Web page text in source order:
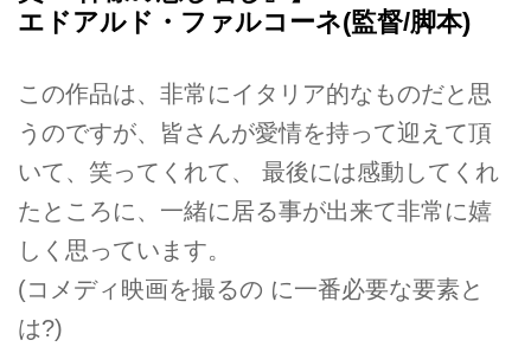
エドアルド・ファルコーネ(監督/脚本)
この作品は、非常にイタリア的なものだと思
うのですが、皆さんが愛情を持って迎えて頂
いて、笑ってくれて、 最後には感動してくれ
たところに、一緒に居る事が出来て非常に嬉
しく思っています。
(コメディ映画を撮るの に一番必要な要素と
は?)